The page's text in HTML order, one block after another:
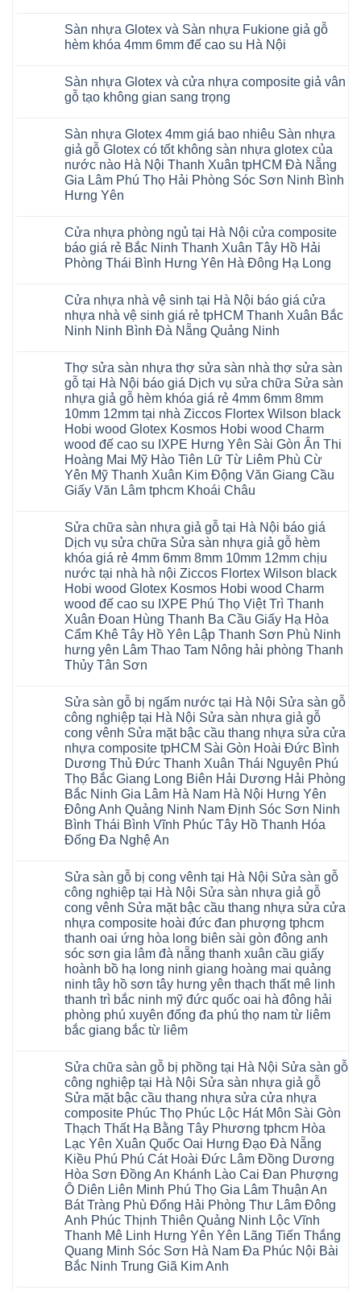
Xuân
Thanh
Trì
Cầu
Giấy
Tây
Hồ
Yên
TpHCM
Bình
Dương
Huế
Cần
Thơ
Đà
Đức
Hoài
Đức
Ninh
Phòng
Tứ
Kỳ
Đan
Phượng
Quảng
Ninh
Thanh
Miện
Nghệ
An
Thanh
Hà
Bình
Thái
Bình
Thanh
Phụ
Phú
Thọ
Lào
Tuyên
Quang
thợ
Sửa
sàn
nhiêu
1m2
tại
Dương
Đà
Nẵng
Khánh
Hải
Phòng
Hưng
Yên
Nghệ
An
Quảng
Thọ
Bắc
Ninh
Tuyên
su
có
hèm
minh
chống
cong
ngót
Gia
Lâm
Thanh
Xuân
Hà
Nội
Từ
Liêm
Đan
Phượng
Bình
Hải
Phòng
giả
gỗ
hèm
thị
trường
rộng
khách
hàng
quan
tâm
nhựa
Hobiwood
4mm
cao
Hà
Quảng
Ninh
Nghệ
An
Bắc
Ninh
Tuyên
Nguyên
bình
luận
ở
Hobiwood
4mm
6mm
hèm
khóa
uy
tín
hàng
đầu
đã
định
tại
Việt
Nam
Sàn nhựa Glotex và Sàn nhựa Fukione giả gỗ
hèm khóa 4mm 6mm đế cao su Hà Nội
bình
luận
ở
Glotex
Sàn
nhựa
Fukione
giả
gỗ
4mm
6mm
đế
cao
su
Sàn nhựa Glotex và cửa nhựa composite giả vân
gỗ tạo không gian sang trọng
bình
luận
ở
Sàn
nhựa
Glotex
và
composite
giả
vân
gỗ
tạo
sang
trọng
Sàn nhựa Glotex 4mm giá bao nhiêu Sàn nhựa
giả gỗ Glotex có tốt không sàn nhựa glotex của
nước nào Hà Nội Thanh Xuân tpHCM Đà Nẵng
Gia Lâm Phú Thọ Hải Phòng Sóc Sơn Ninh Bình
Hưng Yên
bình
luận
ở
Sàn
4mm
giá
bao
nhiêu
Sàn
Glotex
có
tốt
không
sàn
nhựa
glotex
nước
nào
Hà
Nội
tpHCM
Đà
Nẵng
Gia
Phú
Thọ
Phòng
Sóc
Sơn
Ninh
Bình
Hưng
Yên
Cửa nhựa phòng ngủ tại Hà Nội cửa composite
báo giá rẻ Bắc Ninh Thanh Xuân Tây Hồ Hải
Phòng Thái Bình Hưng Yên Hà Đông Hạ Long
bình
luận
ở
Cửa
ngủ
tại
Hà
Nội
cửa
composite
báo
giá
rẻ
Bắc
Ninh
Thanh
Xuân
Hải
Phòng
Thái
Bình
Hưng
Yên
Hà
Đông
Hạ
Long
Cửa nhựa nhà vệ sinh tại Hà Nội báo giá cửa
nhựa nhà vệ sinh giá rẻ tpHCM Thanh Xuân Bắc
Ninh Ninh Bình Đà Nẵng Quảng Ninh
bình
luận
ở
Cửa
nhựa
nhà
vệ
sinh
tại
Hà
Nội
giá
nhà
sinh
giá
tpHCM
Thanh
Bắc
Ninh
Ninh
Bình
Đà
Nẵng
Quảng
Thợ sửa sàn nhựa thợ sửa sàn nhà thợ sửa sàn
gỗ tại Hà Nội báo giá Dịch vụ sửa chữa Sửa sàn
nhựa giả gỗ hèm khóa giá rẻ 4mm 6mm 8mm
10mm 12mm tại nhà Ziccos Flortex Wilson black
Hobi wood Glotex Kosmos Hobi wood Charm
wood đế cao su IXPE Hưng Yên Sài Gòn Ân Thi
Hoàng Mai Mỹ Hào Tiên Lữ Từ Liêm Phù Cừ
Yên Mỹ Thanh Xuân Kim Động Văn Giang Cầu
Giấy Văn Lâm tphcm Khoái Châu
bình
luận
ở
Thợ
sửa
sàn
nhựa
thợ
sửa
sàn
nhà
sửa
sàn
Nội
báo
Dịch
vụ
sửa
chữa
Sửa
sàn
nhựa
giả
gỗ
hèm
khóa
4mm
6mm
8mm
10mm
12mm
tại
nhà
Ziccos
Flortex
Wilson
black
Hobi
wood
Glotex
Kosmos
Hobi
wood
đế
cao
su
IXPE
Hưng
Yên
Sài
Gòn
Ân
Thi
Hoàng
Mai
Hào
Tiên
Lữ
Từ
Liêm
Phù
Cừ
Sửa chữa sàn nhựa giả gỗ tại Hà Nội báo giá
Dịch vụ sửa chữa Sửa sàn nhựa giả gỗ hèm
khóa giá rẻ 4mm 6mm 8mm 10mm 12mm chịu
nước tại nhà hà nội Ziccos Flortex Wilson black
Hobi wood Glotex Kosmos Hobi wood Charm
wood đế cao su IXPE Phú Thọ Việt Trì Thanh
Xuân Đoan Hùng Thanh Ba Cầu Giấy Hạ Hòa
Cẩm Khê Tây Hồ Yên Lập Thanh Sơn Phù Ninh
hưng yên Lâm Thao Tam Nông hải phòng Thanh
Thủy Tân Sơn
bình
luận
ở
Sửa
chữa
sàn
nhựa
giả
gỗ
tại
Hà
Nội
báo
giá
sửa
chữa
Sửa
nhựa
giả
gỗ
hèm
khóa
giá
rẻ
4mm
6mm
8mm
10mm
12mm
chịu
nhà
hà
nội
Ziccos
Flortex
black
Hobi
wood
Glotex
Kosmos
Hobi
wood
Charm
wood
đế
cao
su
IXPE
Phú
Sửa sàn gỗ bị ngấm nước tại Hà Nội Sửa sàn gỗ
công nghiệp tại Hà Nội Sửa sàn nhựa giả gỗ
cong vênh Sửa mặt bậc cầu thang nhựa sửa cửa
nhựa composite tpHCM Sài Gòn Hoài Đức Bình
Dương Thủ Đức Thanh Xuân Thái Nguyên Phú
Thọ Bắc Giang Long Biên Hải Dương Hải Phòng
Bắc Ninh Gia Lâm Hà Nam Hà Nội Hưng Yên
Đông Anh Quảng Ninh Nam Định Sóc Sơn Ninh
Bình Thái Bình Vĩnh Phúc Tây Hồ Thanh Hóa
Đống Đa Nghệ An
bình
luận
ở
Sửa
sàn
gỗ
bị
ngấm
nước
tại
Hà
Sửa
sàn
gỗ
công
Hà
Nội
Sửa
sàn
giả
cong
vênh
Sửa
mặt
bậc
cầu
thang
nhựa
sửa
cửa
composite
tpHCM
Sửa sàn gỗ bị cong vênh tại Hà Nội Sửa sàn gỗ
công nghiệp tại Hà Nội Sửa sàn nhựa giả gỗ
cong vênh Sửa mặt bậc cầu thang nhựa sửa cửa
nhựa composite hoài đức đan phượng tphcm
thanh oai ứng hòa long biên sài gòn đông anh
sóc sơn gia lâm đà nẵng thanh xuân cầu giấy
hoành bồ hạ long ninh giang hoàng mai quảng
ninh tây hồ sơn tây hưng yên thạch thất mê linh
thanh trì bắc ninh mỹ đức quốc oai hà đông hải
phòng phú xuyên đống đa phú thọ nam từ liêm
bắc giang bắc từ liêm
bình
luận
ở
Sửa
sàn
gỗ
cong
vênh
tại
Hà
Nội
Sửa
sàn
gỗ
công
nghiệp
tại
Hà
Nội
Sửa chữa sàn gỗ bị phồng tại Hà Nội Sửa sàn gỗ
công nghiệp tại Hà Nội Sửa sàn nhựa giả gỗ
Sửa mặt bậc cầu thang nhựa sửa cửa nhựa
composite Phúc Thọ Phúc Lộc Hát Môn Sài Gòn
Thạch Thất Hạ Bằng Tây Phương tphcm Hòa
Lạc Yên Xuân Quốc Oai Hưng Đạo Đà Nẵng
Kiều Phú Phú Cát Hoài Đức Lâm Đồng Dương
Hòa Sơn Đồng An Khánh Lào Cai Đan Phượng
Ô Diên Liên Minh Phú Thọ Gia Lâm Thuận An
Bát Tràng Phù Đổng Hải Phòng Thư Lâm Đông
Anh Phúc Thịnh Thiên Quảng Ninh Lộc Vĩnh
Thanh Mê Linh Hưng Yên Yên Lãng Tiến Thắng
Quang Minh Sóc Sơn Hà Nam Đa Phúc Nội Bài
Bắc Ninh Trung Giã Kim Anh